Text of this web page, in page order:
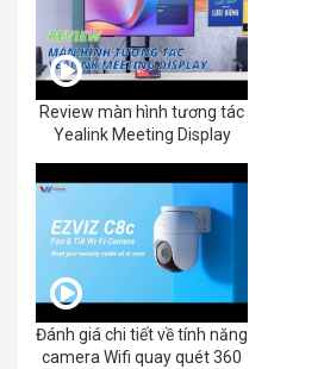
Review màn hình tương tác
Yealink Meeting Display
Đánh giá chi tiết về tính năng
camera Wifi quay quét 360